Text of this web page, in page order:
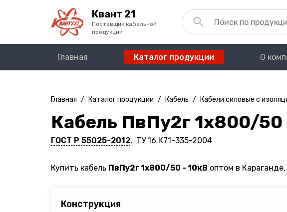
Квант 21
Поставщик кабельной
продукции
Главная Каталог продукции О
Главная / Каталог продукции / Кабель / Кабели силовые с
Кабель ПвПу2г 1х800/50
ГОСТ Р 55025-2012, ТУ 16.К71-335-2004
Купить кабель ПвПу2г 1х800/50 - 10кВ оптом в
Конструкция